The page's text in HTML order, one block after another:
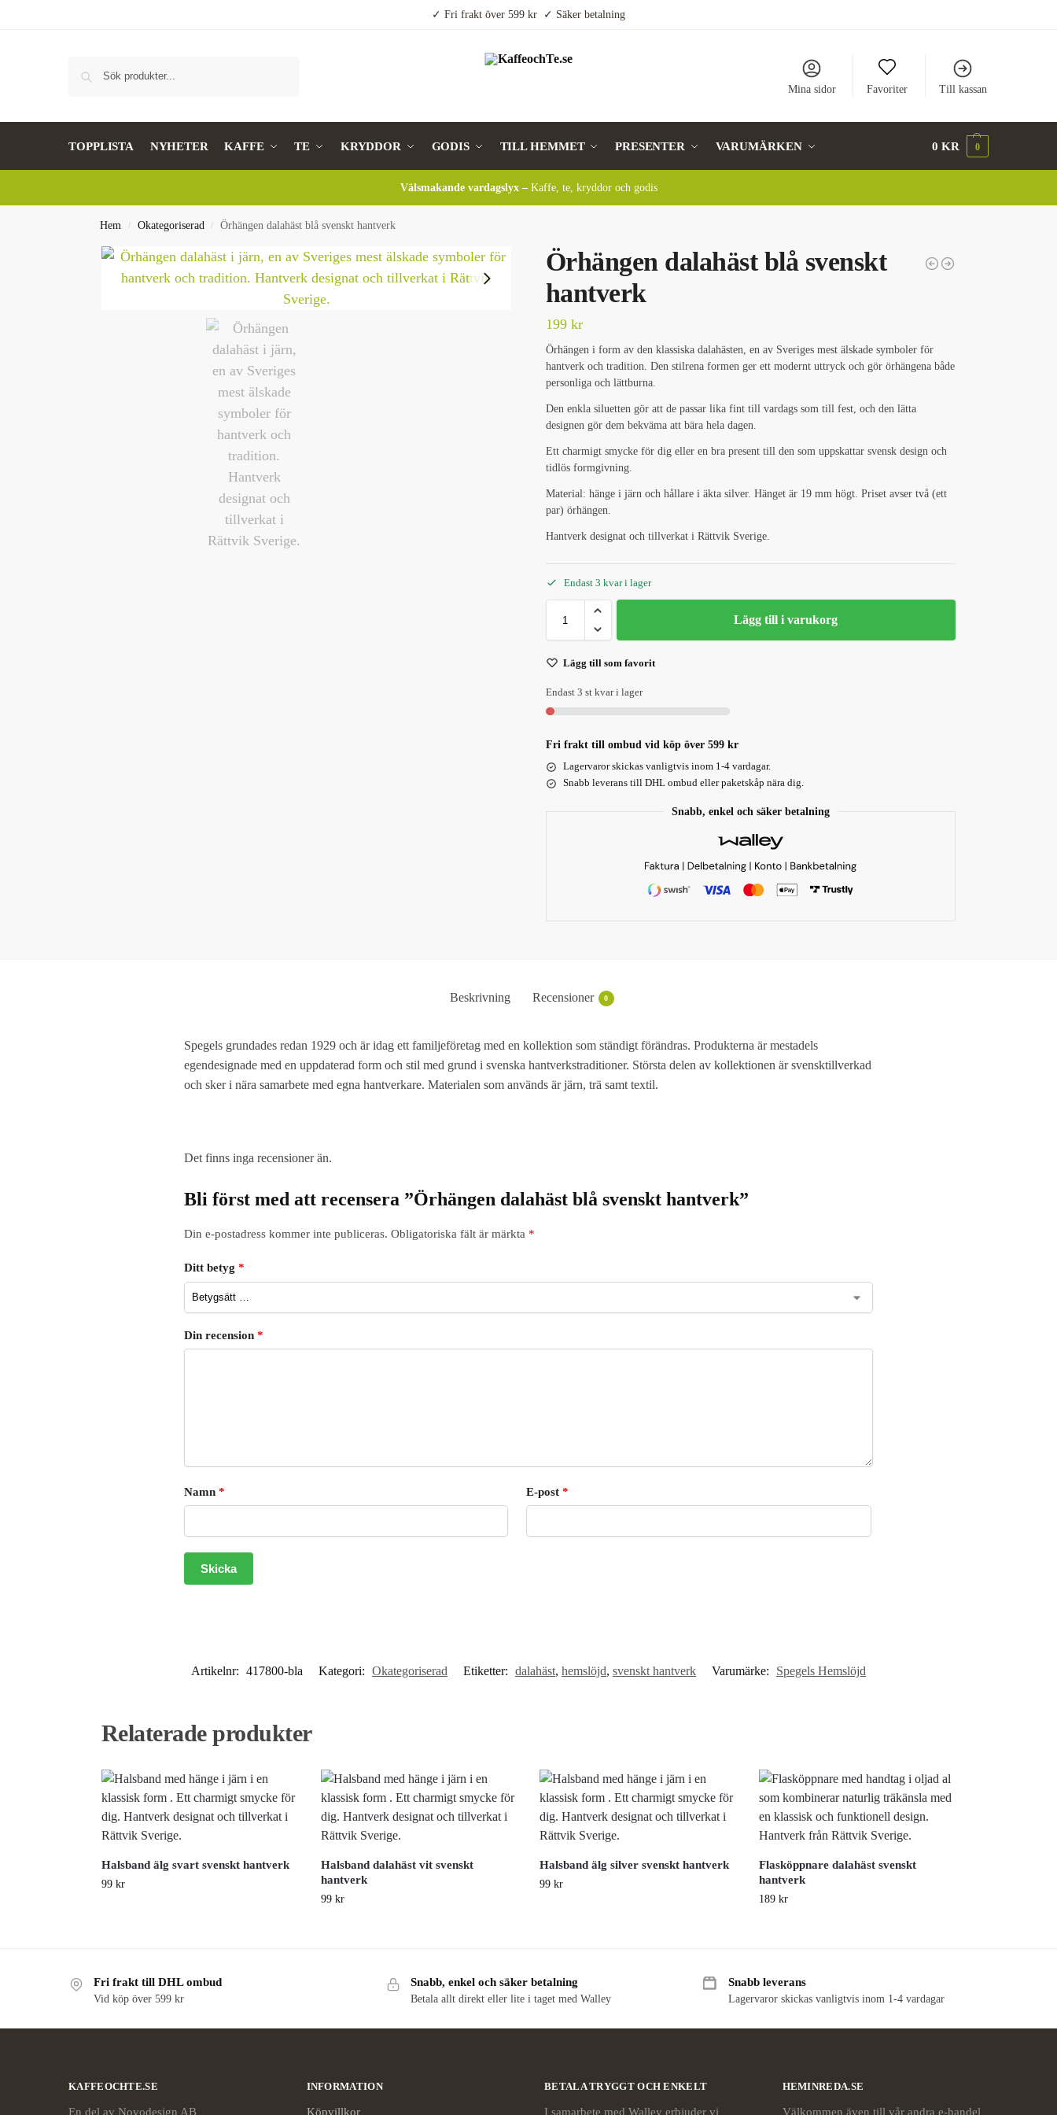
✓ Fri frakt över 599 kr ✓ Säker betalning
Mina sidor Favoriter Till kassan
TOPPLISTA NYHETER KAFFE TE KRYDDOR GODIS TILL HEMMET PRESENTER VARUMÄRKEN 0KR 0
Välsmakande vardagslyx – Kaffe, te, kryddor och godis
Hem / Okategoriserad / Örhängen dalahäst blå svenskt hantverk
Örhängen dalahäst blå svenskt
hantverk
199 kr
Örhängen i form av den klassiska dalahästen, en av Sveriges mest älskade symboler för
hantverk och tradition. Den stilrena formen ger ett modernt uttryck och gör örhängena både
personliga och lättburna.
Den enkla siluetten gör att de passar lika fint till vardags som till fest, och den lätta
designen gör dem bekväma att bära hela dagen.
Ett charmigt smycke för dig eller en bra present till den som uppskattar svensk design och
tidlös formgivning.
Material: hänge i järn och hållare i äkta silver. Hänget är 19 mm högt. Priset avser två (ett
par) örhängen.
Hantverk designat och tillverkat i Rättvik Sverige.
Endast 3 kvar i lager
Lägg till i varukorg
Lägg till som favorit
Endast 3 st kvar i lager
Fri frakt till ombud vid köp över 599 kr
Lagervaror skickas vanligtvis inom 1-4 vardagar.
Snabb leverans till DHL ombud eller paketskåp nära dig.
Snabb, enkel och säker betalning
Beskrivning Recensioner 0
Spegels grundades redan 1929 och är idag ett familjeföretag med en kollektion som ständigt förändras. Produkterna är mestadels
egendesignade med en uppdaterad form och stil med grund i svenska hantverkstraditioner. Största delen av kollektionen är svensktillverkad
och sker i nära samarbete med egna hantverkare. Materialen som används är järn, trä samt textil.
Det finns inga recensioner än.
Bli först med att recensera ”Örhängen dalahäst blå svenskt hantverk”
Din e-postadress kommer inte publiceras. Obligatoriska fält är märkta *
Ditt betyg *
Din recension *
Namn * E-post*
Artikelnr: 417800-bla Kategori: Okategoriserad Etiketter: dalahäst, hemslöjd, svenskt hantverk Varumärke: Spegels Hemslöjd
Relaterade produkter
Halsband älg svart svenskt hantverk
99 kr
Halsband dalahäst vit svenskt
hantverk
99 kr
Halsband älg silver svenskt hantverk
99kr
Flasköppnare dalahäst svenskt
hantverk
189kr
Fri frakt till DHL ombud
Vid köp över 599 kr
Snabb, enkel och säker betalning
Betala allt direkt eller lite i taget med Walley
Snabb leverans
Lagervaror skickas vanligtvis inom 1-4 vardagar
KAFFEOCHTE.SE
En del av Novodesign AB
INFORMATION
Köpvillkor
BETALA TRYGGT OCH ENKELT
I samarbete med Walley erbjuder vi
HEMINREDA.SE
Välkommen även till vår andra e-handel